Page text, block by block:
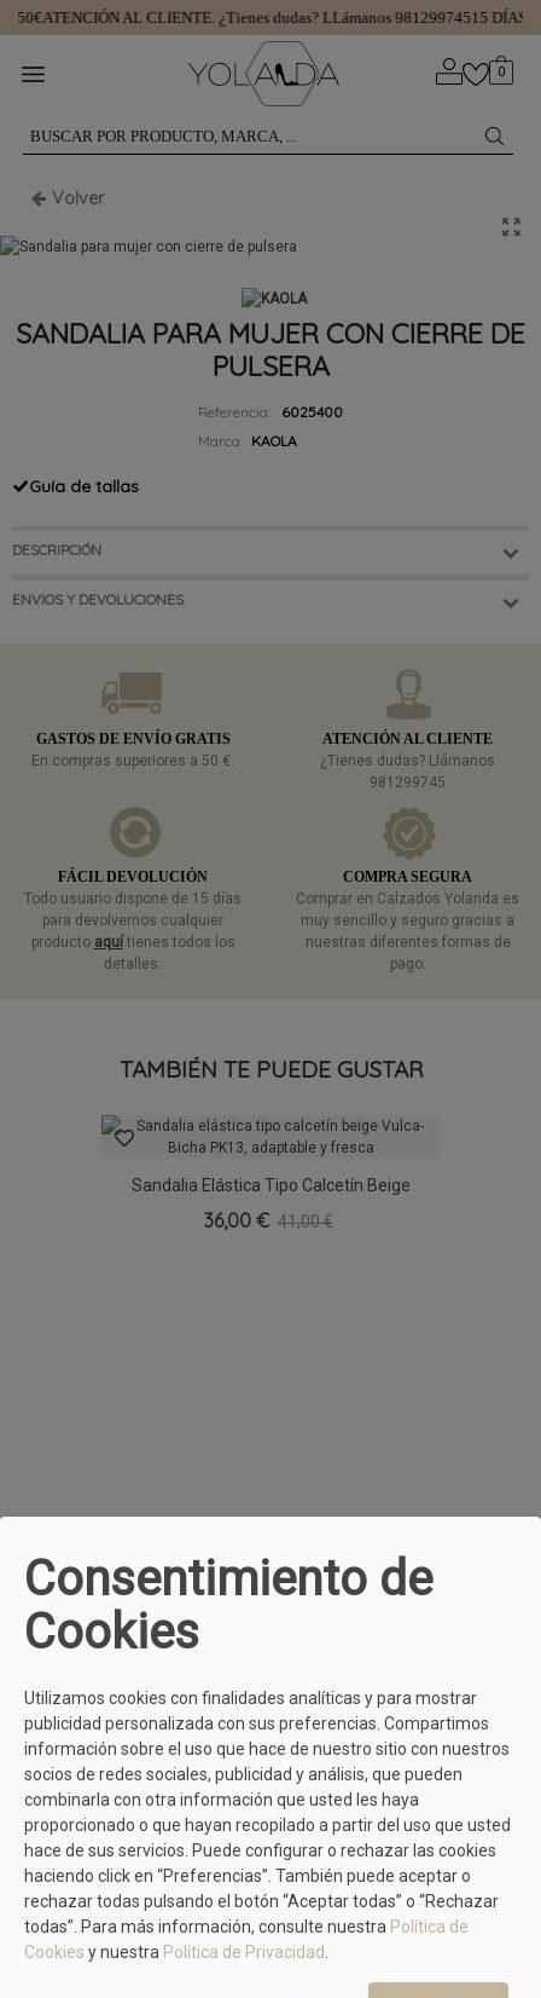
50€ATENCIÓN AL CLIENTE.¿Tienes dudas? LLámanos 98129974515 DÍAS
0
Volver
SANDALIA PARA MUJER CON CIERRE DE
PULSERA
Referencia:
6025400
Marca
KAOLA
Guía de tallas
DESCRIPCIÓN
ENVIOS Y DEVOLUCIONES
GASTOS DE ENVÍO GRATIS
En compras superiores a 50 €.
ATENCIÓN AL CLIENTE
¿Tienes dudas? Llámanos
981299745
FÁCIL DEVOLUCIÓN
Todo usuario dispone de 15 días
para devolvernos cualquier
producto aquí tienes todos los
detalles.
COMPRA SEGURA
Comprar en Calzados Yolanda es
muy sencillo y seguro gracias a
nuestras diferentes formas de
pago.
TAMBIÉN TE PUEDE GUSTAR
Sandalia Elástica Tipo Calcetín Beige
Vulca-Bicha PK13, Adaptable Y Fresca
36,00 € 41,00 €
KAOLA
Sandalia Plana Negra Adorno Dorado
Kaola 1650
49,90 € 55,00 €
MÁS PRODUCTOS EN EL MISMO COLOR
Consentimiento de
Cookies
Utilizamos cookies con finalidades analíticas y para mostrar
publicidad personalizada con sus preferencias. Compartimos
información sobre el uso que hace de nuestro sitio con nuestros
socios de redes sociales, publicidad y análisis, que pueden
combinarla con otra información que usted les haya
proporcionado o que hayan recopilado a partir del uso que usted
hace de sus servicios. Puede configurar o rechazar las cookies
haciendo click en “Preferencias”. También puede aceptar o
rechazar todas pulsando el botón “Aceptar todas” o “Rechazar
todas”. Para más información, consulte nuestra Política de
Cookies y nuestra Política de Privacidad